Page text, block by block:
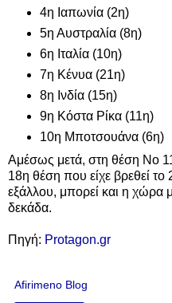
4η Ιαπωνία (2η)
5η Αυστραλία (8η)
6η Ιταλία (10η)
7η Κένυα (21η)
8η Ινδία (15η)
9η Κόστα Ρίκα (11η)
10η Μποτσουάνα (6η)
Αμέσως μετά, στη θέση Νο
18η θέση που είχε βρεθεί
εξάλλου, μπορεί και η χώρα
δεκάδα.
Πηγή: Protagon.gr
Afirimeno Blog